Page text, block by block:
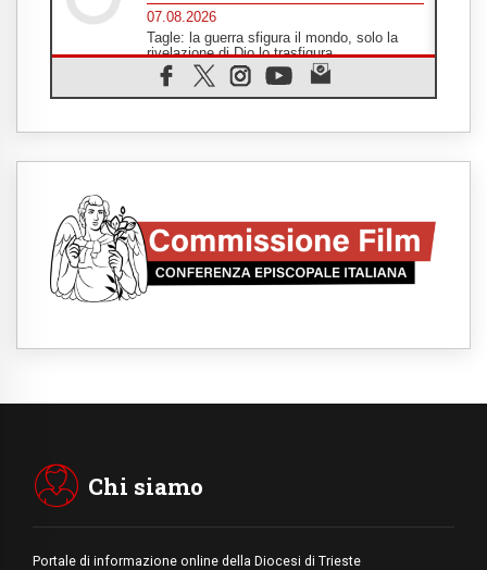
07.08.2026
Tagle: la guerra sfigura il mondo, solo la
rivelazione di Dio lo trasfigura
07.08.2026
Il Papa in Francia, quattro giorni intensi tra
SIGNIS 2026, dare voce alle religiose
Honduras, gli sfollati invisibili di una crisi
dimenticata
07.08.2026
Italia, Antigone: carceri al limite della
Parolin conclude il viaggio in Messico: "La
Chi siamo
Portale di informazione online della Diocesi di Trieste